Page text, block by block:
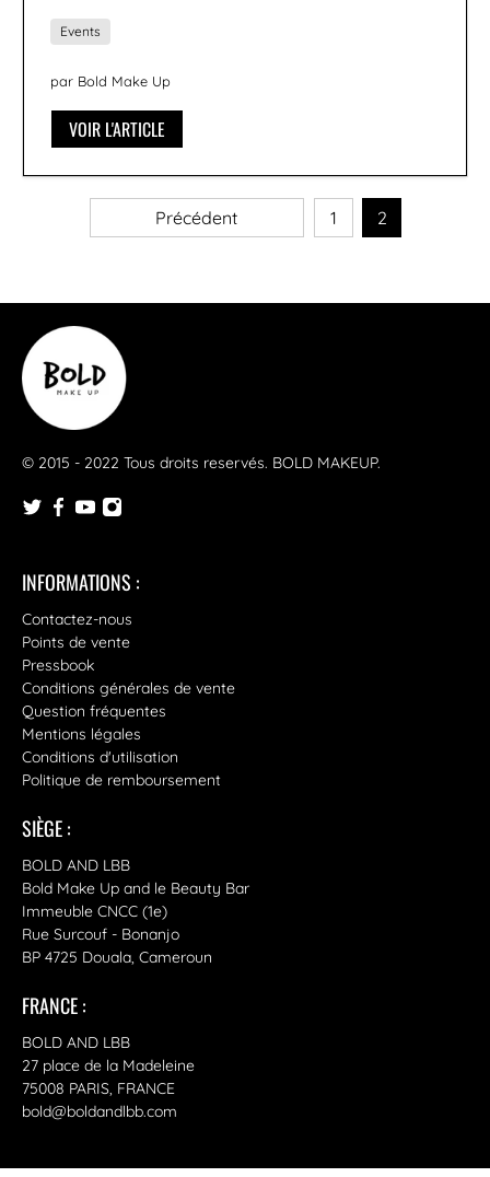
Events
par Bold Make Up
VOIR L'ARTICLE
Précédent 1 2
© 2015 - 2022 Tous droits reservés. BOLD MAKEUP.
INFORMATIONS :
Contactez-nous
Points de vente
Pressbook
Conditions générales de vente
Question fréquentes
Mentions légales
Conditions d'utilisation
Politique de remboursement
SIÈGE :
BOLD AND LBB
Bold Make Up and le Beauty Bar
Immeuble CNCC (1e)
Rue Surcouf - Bonanjo
BP 4725 Douala, Cameroun
FRANCE :
BOLD AND LBB
27 place de la Madeleine
75008 PARIS, FRANCE
bold@boldandlbb.com